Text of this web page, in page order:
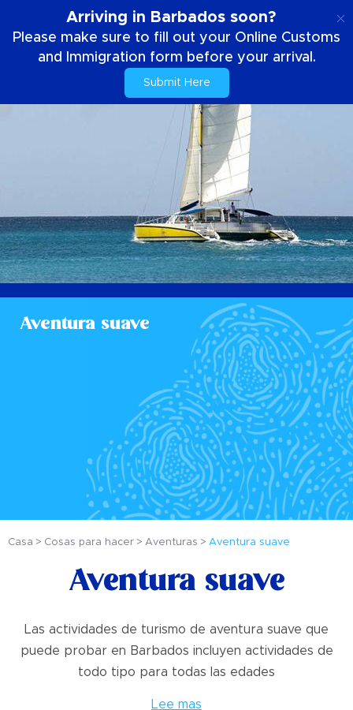
Arriving in Barbados soon?
Please make sure to fill out your Online Customs
and Immigration form before your arrival.
Submit Here
Aventura suave
Casa Cosas para hacer Aventuras Aventura suave
Aventura suave
Las actividades de turismo de aventura suave que
puede probar en Barbados incluyen actividades de
todo tipo para todas las edades
Lee mas